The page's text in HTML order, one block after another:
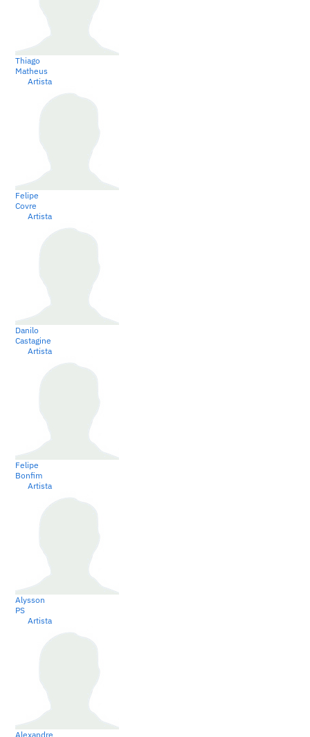
Thiago
Matheus
Artista
Felipe
Covre
Artista
Danilo
Castagine
Artista
Felipe
Bonfim
Artista
Alysson
PS
Artista
Alexandre